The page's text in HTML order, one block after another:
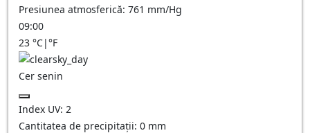
Presiunea atmosferică: 761 mm/Hg
09:00
23 °C|°F
Cer senin
Index UV: 2
Cantitatea de precipitații: 0 mm